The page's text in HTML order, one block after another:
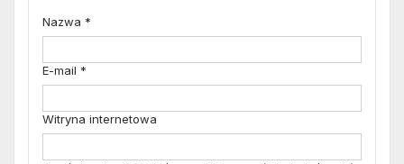
Nazwa *
E-mail *
Witryna internetowa